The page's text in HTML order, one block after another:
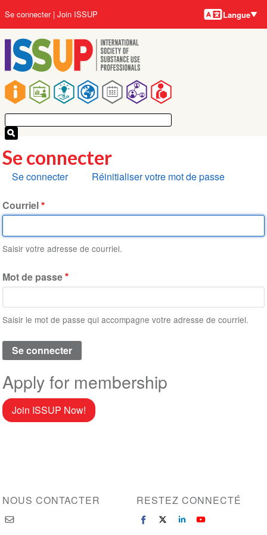
au
contenu
principal
Main
navigation
User
account
menu
Se connecter Join ISSUP Langues
Langue
Se connecter
Onglets
Se connecter Réinitialiser votre mot de passe
Courriel
Saisir votre adresse de courriel.
Mot de passe
Saisir le mot de passe qui accompagne votre adresse de courriel.
Apply for membership
Join ISSUP Now!
NOUS CONTACTER RESTEZ CONNECTÉ